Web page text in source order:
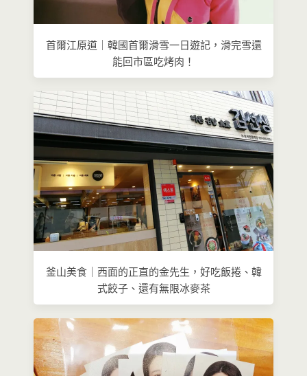
首爾江原道｜韓國首爾滑雪一日遊記，滑完雪還
能回市區吃烤肉！
釜山美食｜西面的正直的金先生，好吃飯捲、韓
式餃子、還有無限冰麥茶